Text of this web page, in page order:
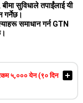
सुविधाले तपाईंलाई यी
गर्नेछ।
समाधान गर्न GTN
५,००० येन (९० दिन